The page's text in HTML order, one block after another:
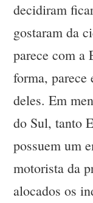
decidiram
gostaram da
parece com a
forma, parece
deles. Em
do Sul, tanto
possuem um
motorista da
alocados os